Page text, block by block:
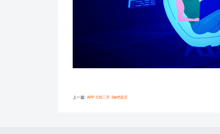
上一篇: APP iOS二开 Swift语言